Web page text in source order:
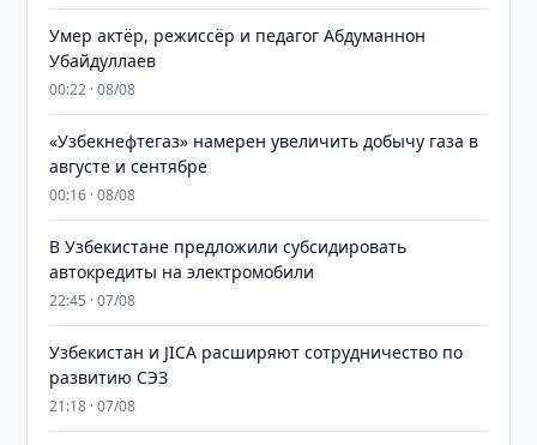
Умер актёр, режиссёр и педагог Абдуманнон
Убайдуллаев
00:22 · 08/08
«Узбекнефтегаз» намерен увеличить добычу газа в
августе и сентябре
00:16 · 08/08
В Узбекистане предложили субсидировать
автокредиты на электромобили
22:45 · 07/08
Узбекистан и JICA расширяют сотрудничество по
развитию СЭЗ
21:18 · 07/08